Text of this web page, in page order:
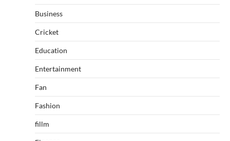
Business
Cricket
Education
Entertainment
Fan
Fashion
fillm